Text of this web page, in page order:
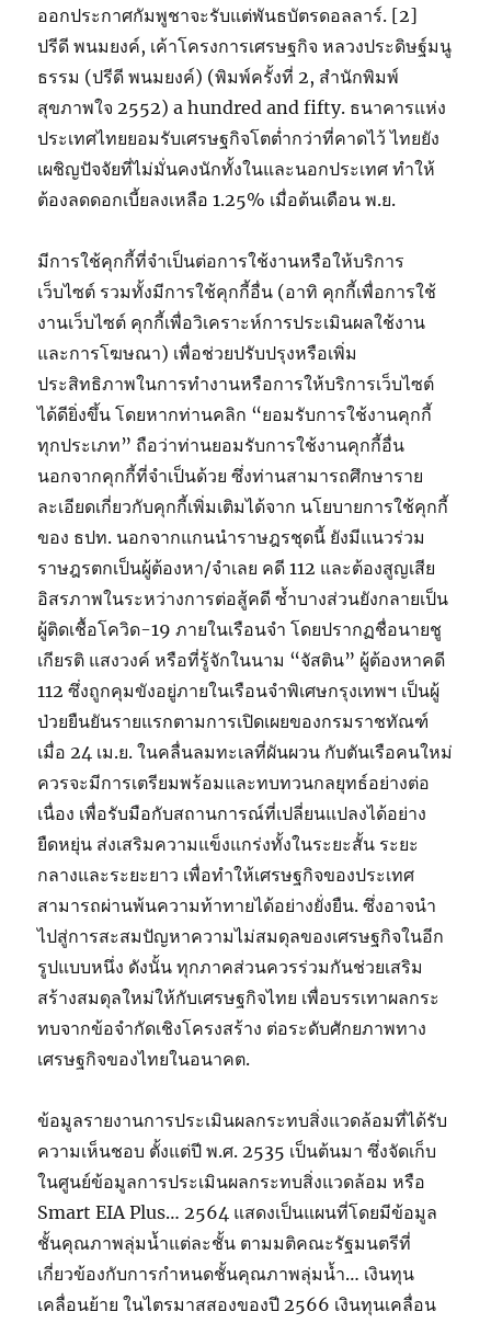
ออกประกาศกัมพูชาจะรับแต่พันธบัตรดอลลาร์. [2]
ปรีดี พนมยงค์, เค้าโครงการเศรษฐกิจ หลวงประดิษฐ์มนู
ธรรม (ปรีดี พนมยงค์) (พิมพ์ครั้งที่ 2, สำนักพิมพ์
สุขภาพใจ 2552) a hundred and fifty. ธนาคารแห่ง
ประเทศไทยยอมรับเศรษฐกิจโตต่ำกว่าที่คาดไว้ ไทยยัง
เผชิญปัจจัยที่ไม่มั่นคงนักทั้งในและนอกประเทศ ทำให้
ต้องลดดอกเบี้ยลงเหลือ 1.25% เมื่อต้นเดือน พ.ย.
มีการใช้คุกกี้ที่จำเป็นต่อการใช้งานหรือให้บริการ
เว็บไซต์ รวมทั้งมีการใช้คุกกี้อื่น (อาทิ คุกกี้เพื่อการใช้
งานเว็บไซต์ คุกกี้เพื่อวิเคราะห์การประเมินผลใช้งาน
และการโฆษณา) เพื่อช่วยปรับปรุงหรือเพิ่ม
ประสิทธิภาพในการทำงานหรือการให้บริการเว็บไซต์
ได้ดียิ่งขึ้น โดยหากท่านคลิก “ยอมรับการใช้งานคุกกี้
ทุกประเภท” ถือว่าท่านยอมรับการใช้งานคุกกี้อื่น
นอกจากคุกกี้ที่จำเป็นด้วย ซึ่งท่านสามารถศึกษาราย
ละเอียดเกี่ยวกับคุกกี้เพิ่มเติมได้จาก นโยบายการใช้คุกกี้
ของ ธปท. นอกจากแกนนำราษฎรชุดนี้ ยังมีแนวร่วม
ราษฎรตกเป็นผู้ต้องหา/จำเลย คดี 112 และต้องสูญเสีย
อิสรภาพในระหว่างการต่อสู้คดี ซ้ำบางส่วนยังกลายเป็น
ผู้ติดเชื้อโควิด-19 ภายในเรือนจำ โดยปรากฏชื่อนายชู
เกียรติ แสงวงค์ หรือที่รู้จักในนาม “จัสติน” ผู้ต้องหาคดี
112 ซึ่งถูกคุมขังอยู่ภายในเรือนจำพิเศษกรุงเทพฯ เป็นผู้
ป่วยยืนยันรายแรกตามการเปิดเผยของกรมราชทัณฑ์
เมื่อ 24 เม.ย. ในคลื่นลมทะเลที่ผันผวน กับตันเรือคนใหม่
ควรจะมีการเตรียมพร้อมและทบทวนกลยุทธ์อย่างต่อ
เนื่อง เพื่อรับมือกับสถานการณ์ที่เปลี่ยนแปลงได้อย่าง
ยืดหยุ่น ส่งเสริมความแข็งแกร่งทั้งในระยะสั้น ระยะ
กลางและระยะยาว เพื่อทำให้เศรษฐกิจของประเทศ
สามารถผ่านพ้นความท้าทายได้อย่างยั่งยืน. ซึ่งอาจนำ
ไปสู่การสะสมปัญหาความไม่สมดุลของเศรษฐกิจในอีก
รูปแบบหนึ่ง ดังนั้น ทุกภาคส่วนควรร่วมกันช่วยเสริม
สร้างสมดุลใหม่ให้กับเศรษฐกิจไทย เพื่อบรรเทาผลกระ
ทบจากข้อจำกัดเชิงโครงสร้าง ต่อระดับศักยภาพทาง
เศรษฐกิจของไทยในอนาคต.
ข้อมูลรายงานการประเมินผลกระทบสิ่งแวดล้อมที่ได้รับ
ความเห็นชอบ ตั้งแต่ปี พ.ศ. 2535 เป็นต้นมา ซึ่งจัดเก็บ
ในศูนย์ข้อมูลการประเมินผลกระทบสิ่งแวดล้อม หรือ
Smart EIA Plus… 2564 แสดงเป็นแผนที่โดยมีข้อมูล
ชั้นคุณภาพลุ่มน้ำแต่ละชั้น ตามมติคณะรัฐมนตรีที่
เกี่ยวข้องกับการกำหนดชั้นคุณภาพลุ่มน้ำ… เงินทุน
เคลื่อนย้าย ในไตรมาสสองของปี 2566 เงินทุนเคลื่อน